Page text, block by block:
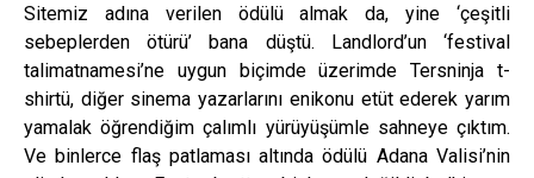
Sitemiz adına verilen ödülü almak da, yine ‘çeşitli
sebeplerden ötürü’ bana düştü. Landlord’un ‘festival
talimatnamesi’ne uygun biçimde üzerimde Tersninja t-
shirtü, diğer sinema yazarlarını enikonu etüt ederek yarım
yamalak öğrendiğim çalımlı yürüyüşümle sahneye çıktım.
Ve binlerce flaş patlaması altında ödülü Adana Valisi’nin